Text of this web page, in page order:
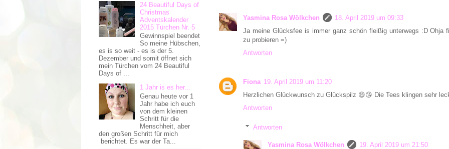
Yasmina Rosa Wölkchen
18. April 2019 um 09:33
Ja meine Glücksfee is immer ganz schön fleißig unterwegs :D Ohja
zu probieren =)
Antworten
Fiona 19. April 2019 um 11:20
Herzlichen Glückwunsch zu Glückspilz 😄😘 Die Tees klingen sehr
Antworten
Antworten
Yasmina Rosa Wölkchen
19. April 2019 um 21:50
24 Beautiful Days of
Christmas
Adventskalender
2015 Türchen Nr. 5
Gewinnspiel beendet
So meine Hübschen,
es is so weit - es is der 5.
Dezember und somit öffnet sich
mein Türchen vom 24 Beautiful
Days of ...
1 Jahr is es her...
Genau heute vor 1
Jahr habe ich euch
von dem kleinen
Schritt für die
Menschheit, aber
den großen Schritt für mich
berichtet. Es war der Ta...